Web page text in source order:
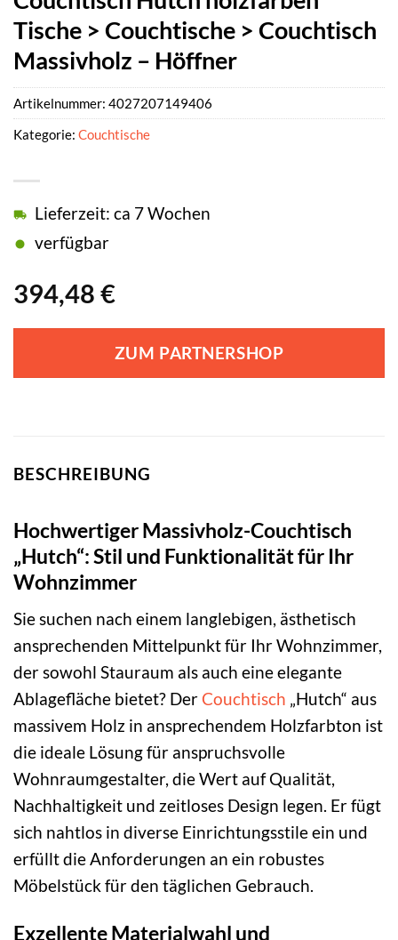
Tische > Couchtische > Couchtisch
Massivholz – Höffner
394,48 €
Lieferzeit: ca 7 Wochen
verfügbar
ZUM PARTNERSHOP
Artikelnummer: 4027207149406
Kategorie: Couchtische
BESCHREIBUNG
Hochwertiger Massivholz-Couchtisch
„Hutch“: Stil und Funktionalität für Ihr
Wohnzimmer
Sie suchen nach einem langlebigen, ästhetisch
ansprechenden Mittelpunkt für Ihr Wohnzimmer,
der sowohl Stauraum als auch eine elegante
Ablagefläche bietet? Der Couchtisch „Hutch“ aus
massivem Holz in ansprechendem Holzfarbton ist
die ideale Lösung für anspruchsvolle
Wohnraumgestalter, die Wert auf Qualität,
Nachhaltigkeit und zeitloses Design legen. Er fügt
sich nahtlos in diverse Einrichtungsstile ein und
erfüllt die Anforderungen an ein robustes
Möbelstück für den täglichen Gebrauch.
Exzellente Materialwahl und